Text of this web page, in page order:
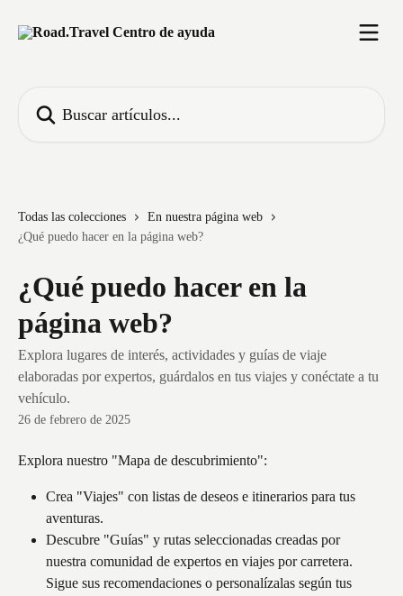
Todas las colecciones
En nuestra página web
¿Qué puedo hacer en la página web?
¿Qué puedo hacer en la
página web?
Explora lugares de interés, actividades y guías de viaje
elaboradas por expertos, guárdalos en tus viajes y conéctate a tu
vehículo.
26 de febrero de 2025
Explora nuestro "Mapa de descubrimiento":
Crea "Viajes" con listas de deseos e itinerarios para tus
aventuras.
Descubre "Guías" y rutas seleccionadas creadas por
nuestra comunidad de expertos en viajes por carretera.
Sigue sus recomendaciones o personalízalas según tus